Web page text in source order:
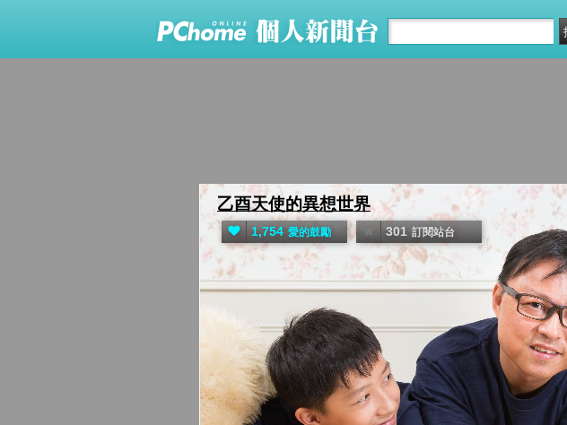
乙酉天使的異想世界 &
1,754 愛的鼓勵 301 訂閱站台